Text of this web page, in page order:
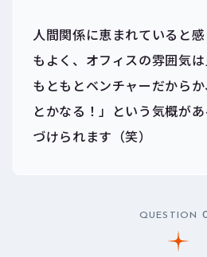
人間関係に恵まれていると
もよく、オフィスの雰囲気は
もともとベンチャーだから
とかなる！」という気概が
づけられます（笑）
QUESTION